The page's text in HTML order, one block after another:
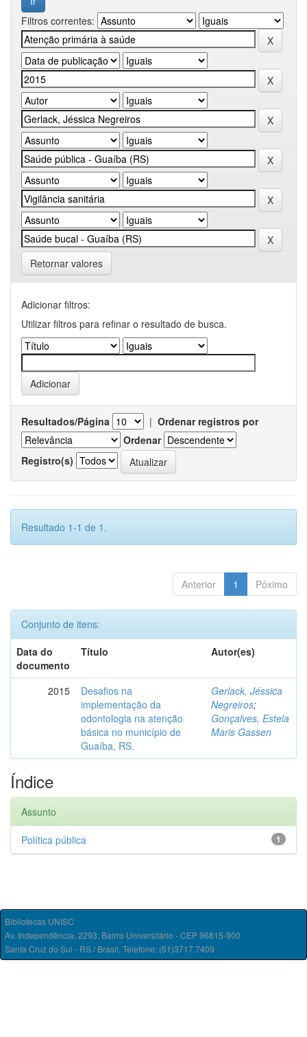
Filtros correntes:
Retornar valores
Adicionar filtros:
Utilizar filtros para refinar o resultado de busca.
Resultados/Página | Ordenar registros por
Ordenar
Registro(s)
Resultado 1-1 de 1.
Anterior 1 Póximo
Conjunto de itens:
Data do
documento
Título Autor(es)
2015
Desafios na
implementação da
odontologia na atenção
básica no município de
Guaíba, RS.
Gerlack, Jéssica
Negreiros;
Gonçalves, Estela
Maris Gassen
Índice
Assunto
1
Política pública
Bibliotecas UNISC
Av. Independência, 2293, Bairro Universitário - CEP 96815-900
Santa Cruz do Sul - RS / Brasil. Telefone: (51)3717.7409